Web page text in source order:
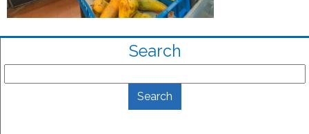
Search